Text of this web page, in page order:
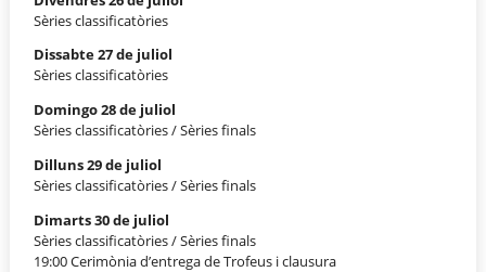
Sèries classificatòries
Dissabte 27 de juliol
Sèries classificatòries
Domingo 28 de juliol
Sèries classificatòries / Sèries finals
Dilluns 29 de juliol
Sèries classificatòries / Sèries finals
Dimarts 30 de juliol
Sèries classificatòries / Sèries finals
19:00 Cerimònia d’entrega de Trofeus i clausura